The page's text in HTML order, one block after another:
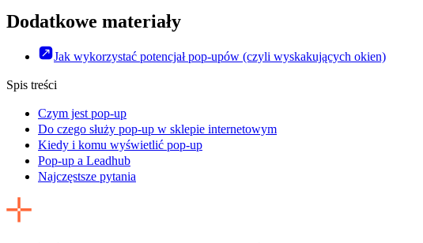
Dodatkowe materiały
Jak wykorzystać potencjał pop-upów (czyli wyskakujących okien)
Spis treści
Czym jest pop-up
Do czego służy pop-up w sklepie internetowym
Kiedy i komu wyświetlić pop-up
Pop-up a Leadhub
Najczęstsze pytania